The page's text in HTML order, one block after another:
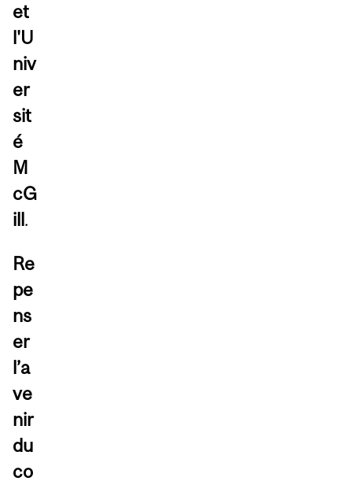
et
l'U
niv
er
sit
é
M
cG
ill.
Re
pe
ns
er
l’a
ve
nir
du
co